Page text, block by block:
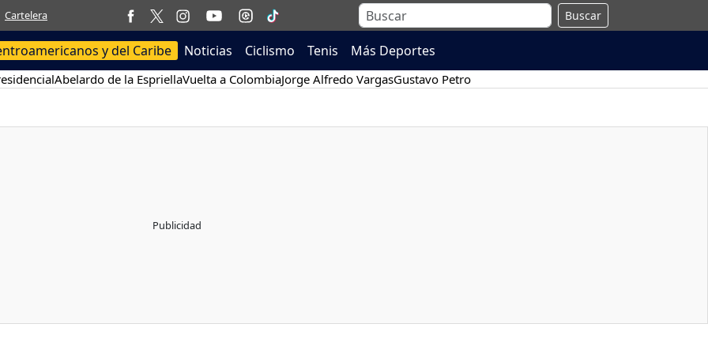
Cartelera Buscar
y del Caribe Noticias Ciclismo Tenis Más Deportes
Abelardo de la EspriellaVuelta a ColombiaJorge Alfredo VargasGustavo Petro